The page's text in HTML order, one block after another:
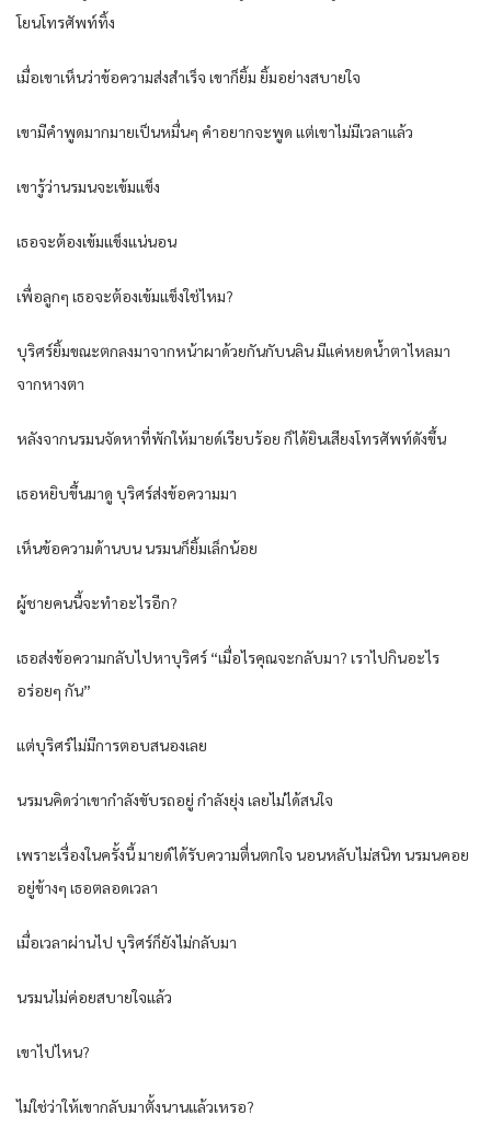
โยนโทรศัพท์ทิ้ง
เมื่อเขาเห็นว่าข้อความส่งสำเร็จ เขาก็ยิ้ม ยิ้มอย่างสบายใจ
เขามีคำพูดมากมายเป็นหมื่นๆ คำอยากจะพูด แต่เขาไม่มีเวลาแล้ว
เขารู้ว่านรมนจะเข้มแข็ง
เธอจะต้องเข้มแข็งแน่นอน
เพื่อลูกๆ เธอจะต้องเข้มแข็งใช่ไหม?
บุริศร์ยิ้มขณะตกลงมาจากหน้าผาด้วยกันกับนลิน มีแค่หยดน้ำตาไหลมา
จากหางตา
หลังจากนรมนจัดหาที่พักให้มายด์เรียบร้อย ก็ได้ยินเสียงโทรศัพท์ดังขึ้น
เธอหยิบขึ้นมาดู บุริศร์ส่งข้อความมา
เห็นข้อความด้านบน นรมนก็ยิ้มเล็กน้อย
ผู้ชายคนนี้จะทำอะไรอีก?
เธอส่งข้อความกลับไปหาบุริศร์ “เมื่อไรคุณจะกลับมา? เราไปกินอะไร
อร่อยๆ กัน”
แต่บุริศร์ไม่มีการตอบสนองเลย
นรมนคิดว่าเขากำลังขับรถอยู่ กำลังยุ่ง เลยไม่ได้สนใจ
เพราะเรื่องในครั้งนี้ มายด์ได้รับความตื่นตกใจ นอนหลับไม่สนิท นรมนคอย
อยู่ข้างๆ เธอตลอดเวลา
เมื่อเวลาผ่านไป บุริศร์ก็ยังไม่กลับมา
นรมนไม่ค่อยสบายใจแล้ว
เขาไปไหน?
ไม่ใช่ว่าให้เขากลับมาตั้งนานแล้วเหรอ?